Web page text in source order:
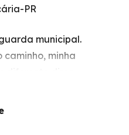
PR
municipal.
caminho, minha
de vocês e o
e a